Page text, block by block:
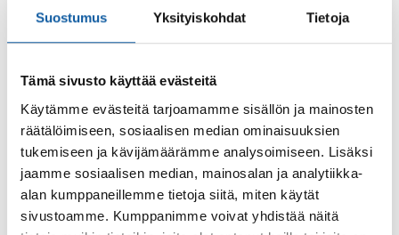
Suostumus Yksityiskohdat Tietoja
Tämä sivusto käyttää evästeitä
Käytämme evästeitä tarjoamamme sisällön ja mainosten
räätälöimiseen, sosiaalisen median ominaisuuksien
tukemiseen ja kävijämäärämme analysoimiseen. Lisäksi
jaamme sosiaalisen median, mainosalan ja analytiikka-
alan kumppaneillemme tietoja siitä, miten käytät
sivustoamme. Kumppanimme voivat yhdistää näitä
Paimion parantolassa vietetään tulevana
viikonloppuna 90-vuotiskesäjuhlia
Parantolan 90-vuotisjuhlaviikonloppu tarjoaa erilaista
ohjelmaa musiikista ja tanssista markkinoihin ja
poniratsastukseen.